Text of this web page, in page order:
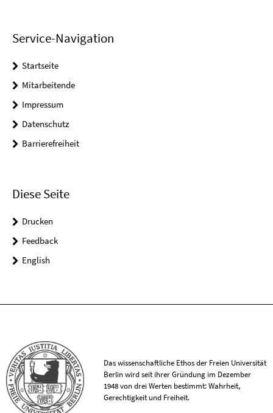
Service-Navigation
Startseite
Mitarbeitende
Impressum
Datenschutz
Barrierefreiheit
Diese Seite
Drucken
Feedback
English
Das wissenschaftliche Ethos der Freien Universität
Berlin wird seit ihrer Gründung im Dezember
1948 von drei Werten bestimmt: Wahrheit,
Gerechtigkeit und Freiheit.